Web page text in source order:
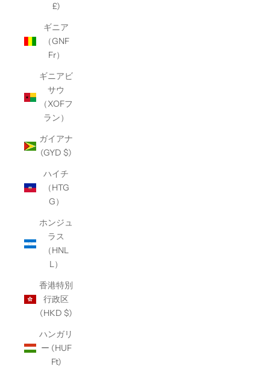
£)
ギニア
（GNF
Fr）
ギニアビ
サウ
（XOFフ
ラン）
ガイアナ
(GYD $)
ハイチ
（HTG
G）
ホンジュ
ラス
（HNL
L）
香港特別
行政区
(HKD $)
ハンガリ
ー (HUF
Ft)